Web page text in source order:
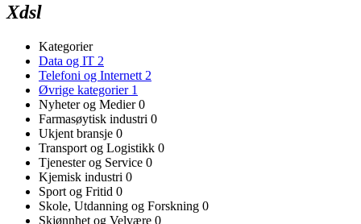
Xdsl
Kategorier
Data og IT 2
Telefoni og Internett 2
Øvrige kategorier 1
Nyheter og Medier0
Farmasøytisk industri 0
Ukjent bransje 0
Transport og Logistikk 0
Tjenester og Service 0
Kjemisk industri 0
Sport og Fritid 0
Skole, Utdanning og Forskning 0
Skjønnhet og Velvære 0